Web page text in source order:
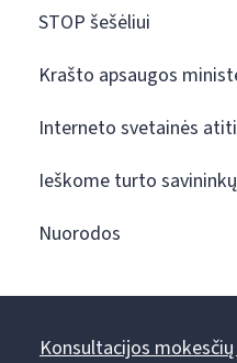
STOP šešėliui
Krašto apsaugos
Interneto svetainės
Ieškome turto savininkų
Nuorodos
Konsultacijos